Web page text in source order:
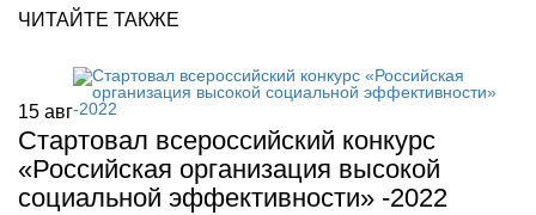
ЧИТАЙТЕ ТАКЖЕ
15 авг
Стартовал всероссийский конкурс
«Российская организация высокой
социальной эффективности» -2022